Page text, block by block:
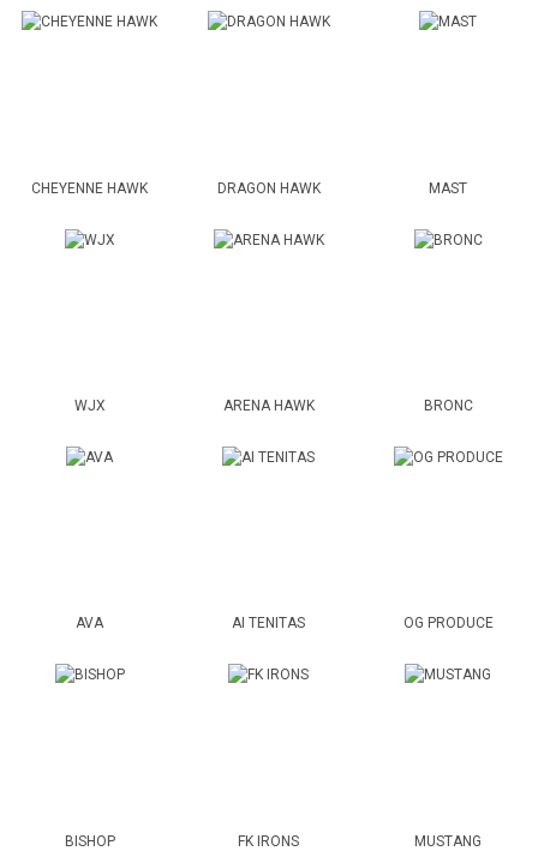
CHEYENNE HAWK DRAGON HAWK MAST
WJX ARENA HAWK BRONC
AVA AI TENITAS OG PRODUCE
BISHOP FK IRONS MUSTANG